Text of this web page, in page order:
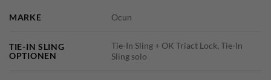
MARKE Ocun
TIE-IN SLING
OPTIONEN
Tie-In Sling + OK Triact Lock, Tie-In
Sling solo